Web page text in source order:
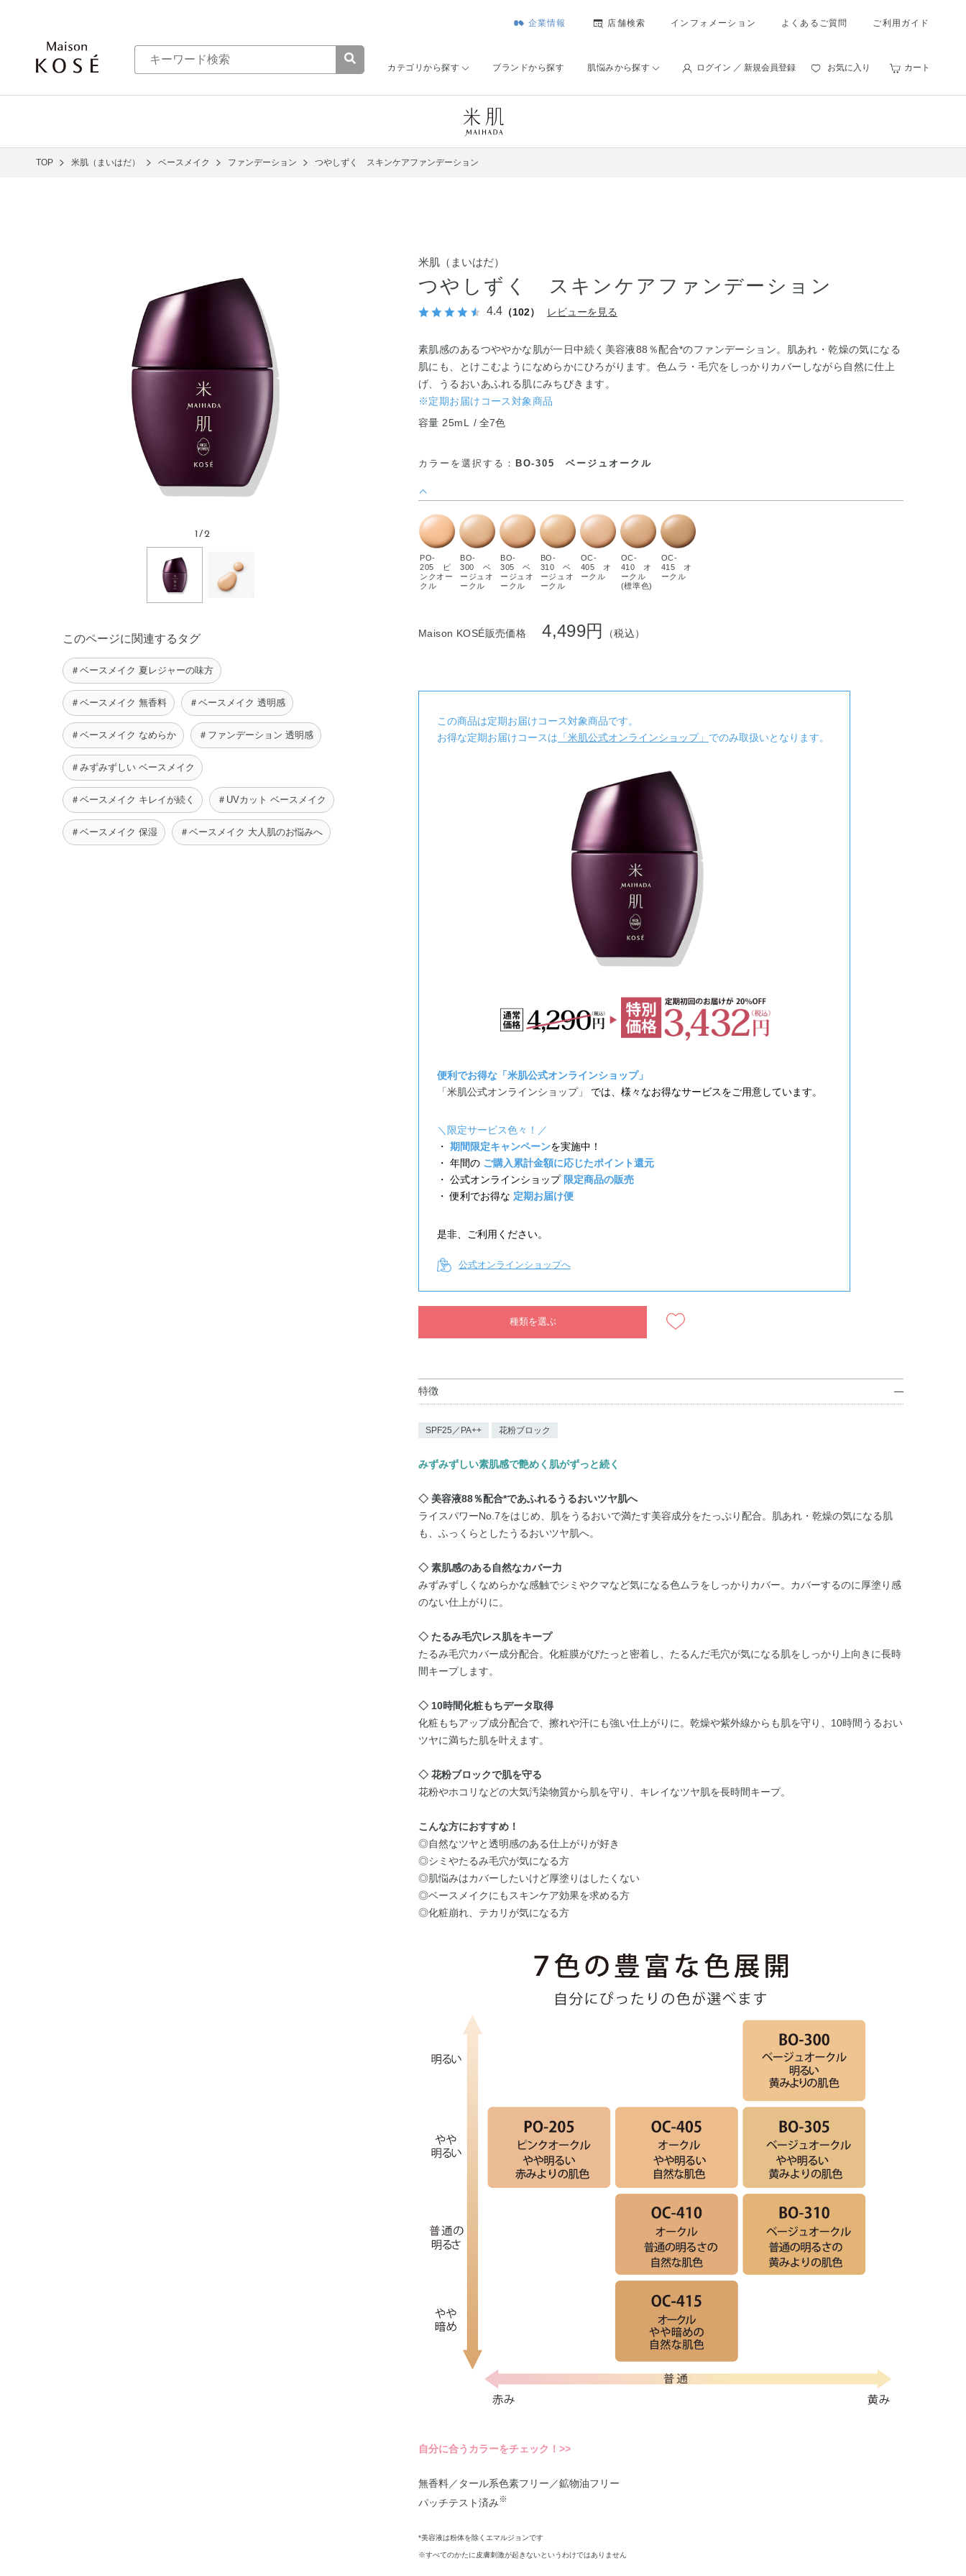
企業情報 店舗検索 インフォメーション よくあるご質問 ご利用ガイド
カテゴリから探す ブランドから探す 肌悩みから探す ログイン ／ 新規会員登録 お気に入り カート
TOP 米肌（まいはだ） ベースメイク ファンデーション つやしずく スキンケアファンデーション
1/2
このページに関連するタグ
＃ベースメイク 夏レジャーの味方
＃ベースメイク 無香料 ＃ベースメイク 透明感
＃ベースメイク なめらか ＃ファンデーション 透明感
＃みずみずしい ベースメイク
＃ベースメイク キレイが続く ＃UVカット ベースメイク
＃ベースメイク 保湿 ＃ベースメイク 大人肌のお悩みへ
米肌（まいはだ）
つやしずく スキンケアファンデーション
4.4 （102） レビューを見る
素肌感のあるつややかな肌が一日中続く美容液88％配合*のファンデーション。肌あれ・乾燥の気になる
肌にも、とけこむようになめらかにひろがります。色ムラ・毛穴をしっかりカバーしながら自然に仕上
げ、うるおいあふれる肌にみちびきます。
※定期お届けコース対象商品
容量 25mL
全7色
カラーを選択する： BO-305 ベージュオークル
PO-
205 ピ
ンクオー
クル
BO-
300 ベ
ージュオ
ークル
BO-
305 ベ
ージュオ
ークル
BO-
310 ベ
ージュオ
ークル
OC-
405 オ
ークル
OC-
410 オ
ークル
(標準色)
OC-
415 オ
ークル
Maison KOSÉ販売価格 4,499円 （税込）
この商品は定期お届けコース対象商品です。
お得な定期お届けコースは 「米肌公式オンラインショップ」 でのみ取扱いとなります。
便利でお得な「米肌公式オンラインショップ」
「米肌公式オンラインショップ」
では、様々なお得なサービスをご用意しています。
＼限定サービス色々！／
・ 期間限定キャンペーンを実施中！
・ 年間の ご購入累計金額に応じたポイント還元
・ 公式オンラインショップ限定商品の販売
・ 便利でお得な 定期お届け便
是非、ご利用ください。
公式オンラインショップへ
種類を選ぶ
特徴
SPF25／PA++ 花粉ブロック
みずみずしい素肌感で艶めく肌がずっと続く
◇ 美容液88％配合*であふれるうるおいツヤ肌へ
ライスパワーNo.7をはじめ、肌をうるおいで満たす美容成分をたっぷり配合。肌あれ・乾燥の気になる肌
も、ふっくらとしたうるおいツヤ肌へ。
◇ 素肌感のある自然なカバー力
みずみずしくなめらかな感触でシミやクマなど気になる色ムラをしっかりカバー。カバーするのに厚塗り感
のない仕上がりに。
◇ たるみ毛穴レス肌をキープ
たるみ毛穴カバー成分配合。化粧膜がぴたっと密着し、たるんだ毛穴が気になる肌をしっかり上向きに長時
間キープします。
◇ 10時間化粧もちデータ取得
化粧もちアップ成分配合で、擦れや汗にも強い仕上がりに。乾燥や紫外線からも肌を守り、10時間うるおい
ツヤに満ちた肌を叶えます。
◇ 花粉ブロックで肌を守る
花粉やホコリなどの大気汚染物質から肌を守り、キレイなツヤ肌を長時間キープ。
こんな方におすすめ！
◎自然なツヤと透明感のある仕上がりが好き
◎シミやたるみ毛穴が気になる方
◎肌悩みはカバーしたいけど厚塗りはしたくない
◎ベースメイクにもスキンケア効果を求める方
◎化粧崩れ、テカリが気になる方
自分に合うカラーをチェック！>>
無香料／タール系色素フリー／鉱物油フリー
パッチテスト済み※
*美容液は粉体を除くエマルジョンです
※すべてのかたに皮膚刺激が起きないというわけではありません